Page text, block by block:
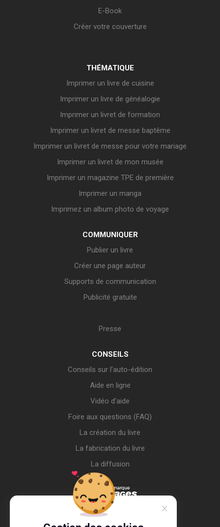
E-Book
Créer votre couverture
THÉMATIQUE
Imprimer un livre de cuisine
Imprimer un livre de généalogie
Imprimer un livret de formation
Imprimer un livret de messe baptême
Imprimer un livret de messe pour votre mariage
Imprimer un livret de mon musée
Imprimer un magazine TPE de première
Imprimer un manga
Imprimez un album photo de voyage
COMMUNIQUER
Publier un livre
Créer une page auteur
Supports de communication
Publicité gratuite
Presse
CONSEILS
Conseils sur l’auto-édition
Aide en ligne
Vidéo d’aide
Foire aux questions (FAQ)
La création du livre
La fabrication du livre
La diffusion